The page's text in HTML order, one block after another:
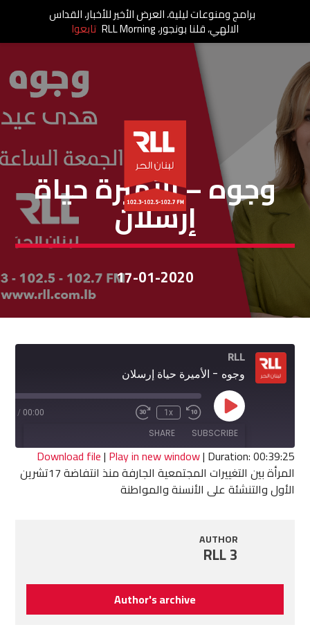
وجوه
وجوه – الأميرة حياة
إرسلان
17-01-2020
RLL
وجوه - الأميرة حياة إرسلان
Play
Episode
Rewind
10
Seconds
1x
Fast
seconds
00:00
/
SUBSCRIBE
SHARE
RSS FEED
SHARE
Download file| Play in new window| Duration: 00:39:25
المرأة بين التغييرات المجتمعية الجارفة منذ انتفاضة 17تشرين
الأول والتنشئة على الأنسنة والمواطنة
AUTHOR
RLL 3
Author's archive
برامج ومنوعات ليلية، العرض الأخير للأخبار، القداس
الالهي، قلنا بونجور، RLL Morning تابعوا